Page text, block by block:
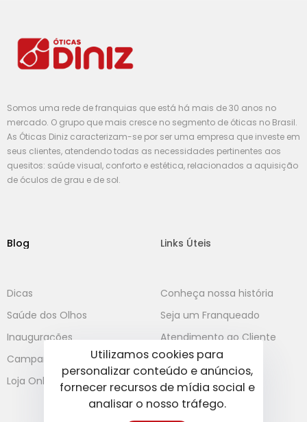
Somos uma rede de franquias que está há mais de 30 anos no
mercado. O grupo que mais cresce no segmento de óticas no Brasil.
As Óticas Diniz caracterizam-se por ser uma empresa que investe em
seus clientes, atendendo todas as necessidades pertinentes aos
quesitos: saúde visual, conforto e estética, relacionados a aquisição
de óculos de grau e de sol.
Blog
Dicas
Saúde dos Olhos
Inaugurações
Campanha
Loja Online
Links Úteis
Conheça nossa história
Seja um Franqueado
Atendimento ao Cliente
Utilizamos cookies para
personalizar conteúdo e anúncios,
fornecer recursos de mídia social e
analisar o nosso tráfego.